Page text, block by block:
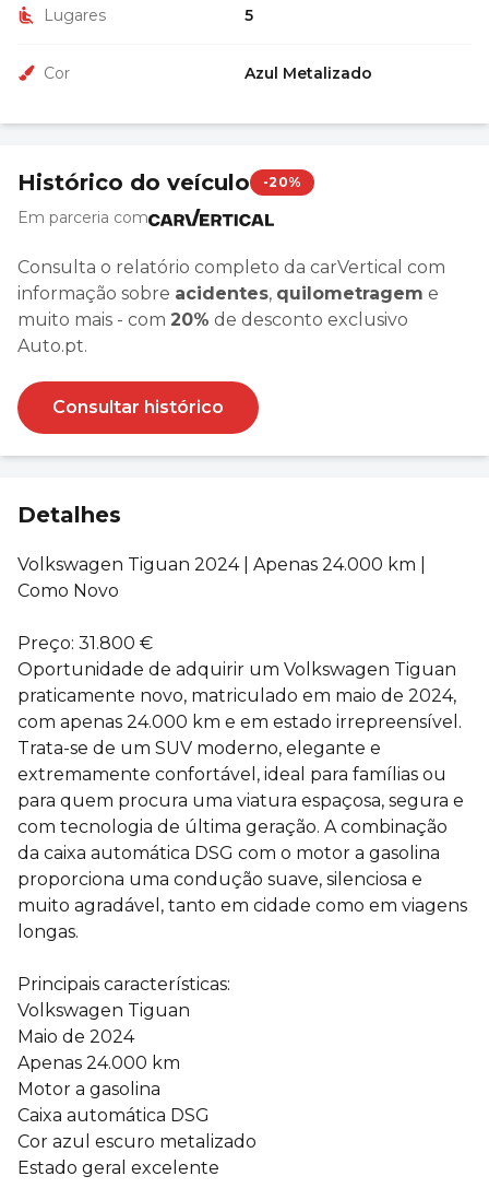
Lugares 5
Cor Azul Metalizado
Histórico do veículo -20%
Em parceria com
Consulta o relatório completo da carVertical com
informação sobre acidentes, quilometragem e
muito mais - com 20% de desconto exclusivo
Auto.pt.
Consultar histórico
Detalhes
Volkswagen Tiguan 2024 | Apenas 24.000 km |
Como Novo
Preço: 31.800 €
Oportunidade de adquirir um Volkswagen Tiguan
praticamente novo, matriculado em maio de 2024,
com apenas 24.000 km e em estado irrepreensível.
Trata-se de um SUV moderno, elegante e
extremamente confortável, ideal para famílias ou
para quem procura uma viatura espaçosa, segura e
com tecnologia de última geração. A combinação
da caixa automática DSG com o motor a gasolina
proporciona uma condução suave, silenciosa e
muito agradável, tanto em cidade como em viagens
longas.
Principais características:
Volkswagen Tiguan
Maio de 2024
Apenas 24.000 km
Motor a gasolina
Caixa automática DSG
Cor azul escuro metalizado
Estado geral excelente